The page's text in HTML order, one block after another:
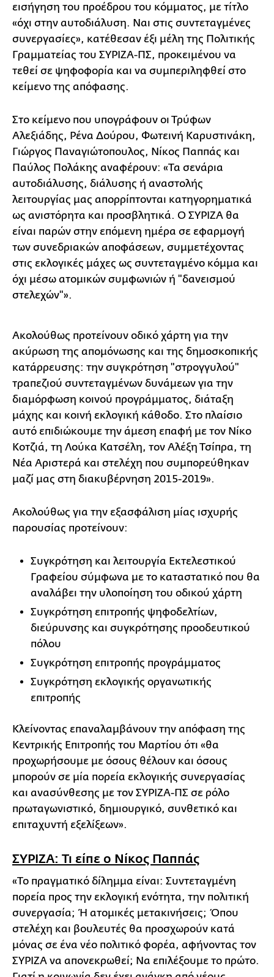
εισήγηση του προέδρου του κόμματος, με τίτλο
«όχι στην αυτοδιάλυση. Ναι στις συντεταγμένες
συνεργασίες», κατέθεσαν έξι μέλη της Πολιτικής
Γραμματείας του ΣΥΡΙΖΑ-ΠΣ, προκειμένου να
τεθεί σε ψηφοφορία και να συμπεριληφθεί στο
κείμενο της απόφασης.
Στο κείμενο που υπογράφουν οι Τρύφων
Αλεξιάδης, Ρένα Δούρου, Φωτεινή Καρυστινάκη,
Γιώργος Παναγιώτοπουλος, Νίκος Παππάς και
Παύλος Πολάκης αναφέρουν: «Τα σενάρια
αυτοδιάλυσης, διάλυσης ή αναστολής
λειτουργίας μας απορρίπτονται κατηγορηματικά
ως ανιστόρητα και προσβλητικά. Ο ΣΥΡΙΖΑ θα
είναι παρών στην επόμενη ημέρα σε εφαρμογή
των συνεδριακών αποφάσεων, συμμετέχοντας
στις εκλογικές μάχες ως συντεταγμένο κόμμα και
όχι μέσω ατομικών συμφωνιών ή "δανεισμού
στελεχών"».
Ακολούθως προτείνουν οδικό χάρτη για την
ακύρωση της απομόνωσης και της δημοσκοπικής
κατάρρευσης: την συγκρότηση "στρογγυλού"
τραπεζιού συντεταγμένων δυνάμεων για την
διαμόρφωση κοινού προγράμματος, διάταξη
μάχης και κοινή εκλογική κάθοδο. Στο πλαίσιο
αυτό επιδιώκουμε την άμεση επαφή με τον Νίκο
Κοτζιά, τη Λούκα Κατσέλη, τον Αλέξη Τσίπρα, τη
Νέα Αριστερά και στελέχη που συμπορεύθηκαν
μαζί μας στη διακυβέρνηση 2015-2019».
Ακολούθως για την εξασφάλιση μίας ισχυρής
παρουσίας προτείνουν:
Συγκρότηση και λειτουργία Εκτελεστικού
Γραφείου σύμφωνα με το καταστατικό που θα
αναλάβει την υλοποίηση του οδικού χάρτη
Συγκρότηση επιτροπής ψηφοδελτίων,
διεύρυνσης και συγκρότησης προοδευτικού
πόλου
Συγκρότηση επιτροπής προγράμματος
Συγκρότηση εκλογικής οργανωτικής
επιτροπής
Κλείνοντας επαναλαμβάνουν την απόφαση της
Κεντρικής Επιτροπής του Μαρτίου ότι «θα
προχωρήσουμε με όσους θέλουν και όσους
μπορούν σε μία πορεία εκλογικής συνεργασίας
και ανασύνθεσης με τον ΣΥΡΙΖΑ-ΠΣ σε ρόλο
πρωταγωνιστικό, δημιουργικό, συνθετικό και
επιταχυντή εξελίξεων».
ΣΥΡΙΖΑ: Τι είπε ο Νίκος Παππάς
«Το πραγματικό δίλημμα είναι: Συντεταγμένη
πορεία προς την εκλογική ενότητα, την πολιτική
συνεργασία; Ή ατομικές μετακινήσεις; Όπου
στελέχη και βουλευτές θα προσχωρούν κατά
μόνας σε ένα νέο πολιτικό φορέα, αφήνοντας τον
ΣΥΡΙΖΑ να απονεκρωθεί; Να επιλέξουμε το πρώτο.